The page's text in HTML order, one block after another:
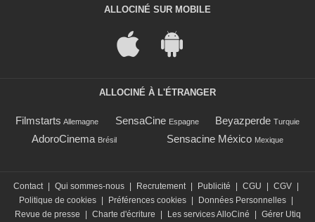
ALLOCINÉ SUR MOBILE
ALLOCINÉ À L'ÉTRANGER
Filmstarts Allemagne SensaCine Espagne Beyazperde Turquie
AdoroCinema Brésil Sensacine México Mexique
Contact | Qui sommes-nous | Recrutement | Publicité | CGU | CGV |
Politique de cookies | Préférences cookies | Données Personnelles |
Revue de presse
| Charte d'écriture | Les services AlloCiné | Gérer Utiq